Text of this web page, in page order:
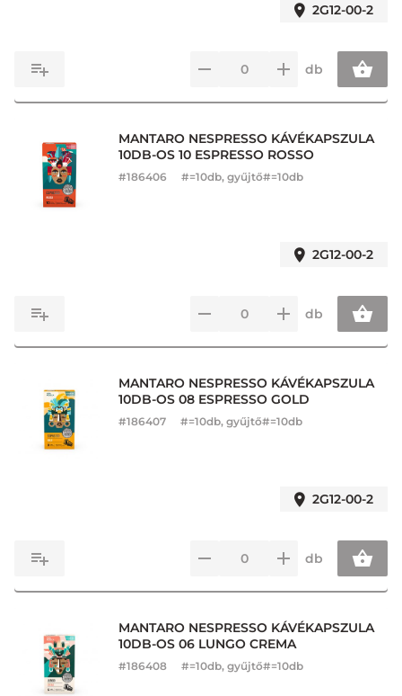
2G12-00-2
db
MANTARO NESPRESSO KÁVÉKAPSZULA
10DB-OS 10 ESPRESSO ROSSO
#186406 #=10db, gyűjtő#=10db
2G12-00-2
db
MANTARO NESPRESSO KÁVÉKAPSZULA
10DB-OS 08 ESPRESSO GOLD
#186407 #=10db, gyűjtő#=10db
2G12-00-2
db
MANTARO NESPRESSO KÁVÉKAPSZULA
10DB-OS 06 LUNGO CREMA
#186408 #=10db, gyűjtő#=10db